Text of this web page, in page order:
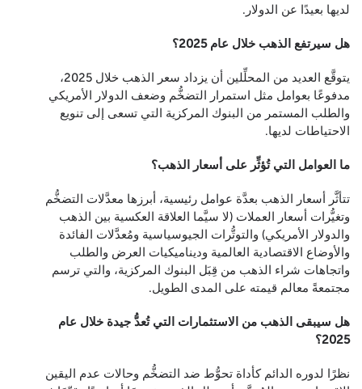
لديها بعيدًا عن الدولار.
هل سيرتفع الذهب خلال عام 2025؟
يتوقَّع العديد من المحلِّلين أن يزداد سعر الذهب خلال 2025،
مدفوعًا بعوامل مثل استمرار التضخُّم وضعف الدولار الأمريكي
والطلب المستمر من البنوك المركزية التي تسعى إلى تنويع
الاحتياطات لديها.
ما العوامل التي تُؤثِّر على أسعار الذهب؟
تتأثَّر أسعار الذهب بعدَّة عوامل رئيسية، أبرزها معدَّلات التضخُّم
وتغيُّرات أسعار العملات (لا سيَّما العلاقة العكسية بين الذهب
والدولار الأمريكي) والتوتُّرات الجيوسياسية ومُعدَّلات الفائدة
والأوضاع الاقتصادية العالمية وديناميكيات العرض والطلب
واتجاهات شراء الذهب من قِبَل البنوك المركزية، والتي ترسم
مجتمعةً معالم قيمته على المدى الطويل.
هل سيبقى الذهب من الاستثمارات التي تُعدُّ جيدة خلال عام
2025؟
نظرًا لدوره الدائم كأداة تحوُّط ضد التضخُّم وحالات عدم اليقين